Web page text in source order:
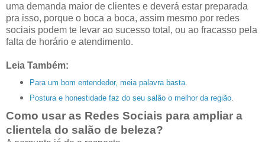
uma demanda maior de clientes e deverá estar preparada
pra isso, porque o boca a boca, assim mesmo por redes
sociais podem te levar ao sucesso total, ou ao fracasso pela
falta de horário e atendimento.
Leia Também:
Para um bom entendedor, meia palavra basta.
Postura e honestidade faz do seu salão o melhor da região.
Como usar as Redes Sociais para ampliar a
clientela do salão de beleza?